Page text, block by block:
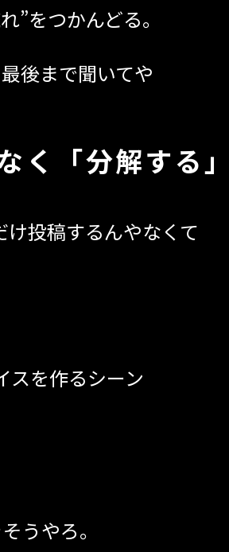
”をつかんどる。
後まで聞いてや
く「分解する
け投稿するんやなくて
スを作るシーン
うやろ。